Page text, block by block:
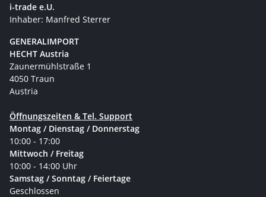
i-trade e.U.
Inhaber: Manfred Sterrer
GENERALIMPORT
HECHT Austria
Zaunermühlstraße 1
4050 Traun
Austria
Öffnungszeiten & Tel. Support
Montag / Dienstag / Donnerstag
10:00 - 17:00
Mittwoch / Freitag
10:00 - 14:00 Uhr
Samstag / Sonntag / Feiertage
Geschlossen